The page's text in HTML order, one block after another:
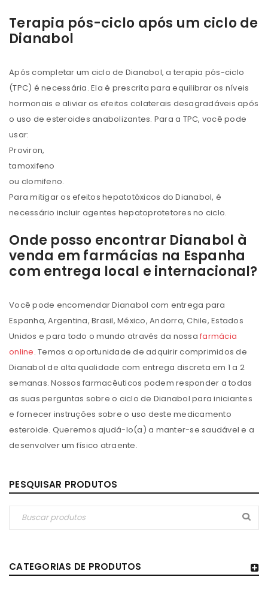
PESQUISAR PRODUTOS
CATEGORIAS DE PRODUTOS
Terapia pós-ciclo após um ciclo de
Dianabol
Após completar um ciclo de Dianabol, a terapia pós-ciclo
(TPC) é necessária. Ela é prescrita para equilibrar os níveis
hormonais e aliviar os efeitos colaterais desagradáveis ​​após
o uso de esteroides anabolizantes. Para a TPC, você pode
usar:
Proviron,
tamoxifeno
ou clomifeno.
Para mitigar os efeitos hepatotóxicos do Dianabol, é
necessário incluir agentes hepatoprotetores no ciclo.
Onde posso encontrar Dianabol à
venda em farmácias na Espanha
com entrega local e internacional?
Você pode encomendar Dianabol com entrega para
Espanha, Argentina, Brasil, México, Andorra, Chile, Estados
Unidos e para todo o mundo através da nossa farmácia
online. Temos a oportunidade de adquirir comprimidos de
Dianabol de alta qualidade com entrega discreta em 1 a 2
semanas. Nossos farmacêuticos podem responder a todas
as suas perguntas sobre o ciclo de Dianabol para iniciantes
e fornecer instruções sobre o uso deste medicamento
esteroide. Queremos ajudá-lo(a) a manter-se saudável e a
desenvolver um físico atraente.